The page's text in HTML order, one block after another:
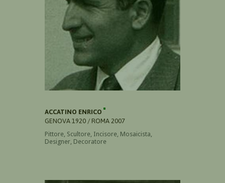
ACCATINO ENRICO
GENOVA 1920 / ROMA 2007
Pittore, Scultore, Incisore, Mosaicista,
Designer, Decoratore